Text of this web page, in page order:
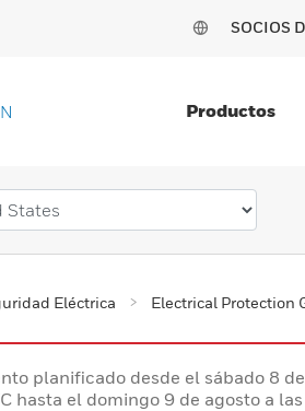
SOCIOS
Productos
Eléctrica Electrical Protection
planificado desde el sábado 8
hasta el domingo 9 de agosto a